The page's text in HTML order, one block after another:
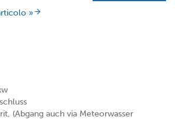
»
(Abgang auch via Meteorwasser